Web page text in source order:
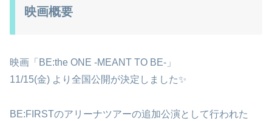
映画概要
映画「BE:the ONE -MEANT TO BE-」
11/15(金) より全国公開が決定しました✨
BE:FIRSTのアリーナツアーの追加公演として行われた